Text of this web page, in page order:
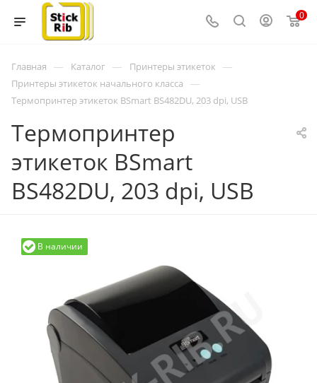
0
Главная — Каталог — Принтеры этикеток —
Принтеры этикеток начального класса —
Термопринтер этикеток BSmart BS482DU, 203 dpi, USB
Термопринтер
этикеток BSmart
BS482DU, 203 dpi, USB
В наличии